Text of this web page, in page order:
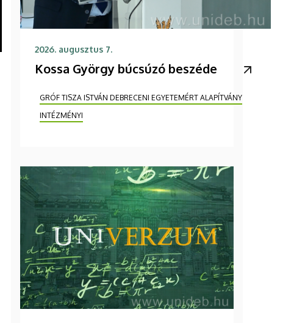
2026. augusztus 7.
Kossa György búcsúzó beszéde
GRÓF TISZA ISTVÁN DEBRECENI EGYETEMÉRT ALAPÍTVÁNY
INTÉZMÉNYI